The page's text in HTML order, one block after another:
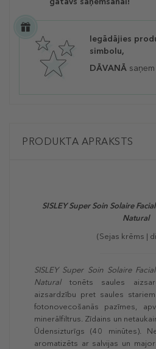
Iegādājies
simbolu,
DĀVANĀ
PRODUKTA APRAKSTS
SISLEY Super Soin Solaire
Natural
(Sejas krēms |
SISLEY Super Soin Solaire
Naturaltonēts saules
aizsardzību pret saules
fotonovecošanās pazīmes,
minerālfiltrus. Zīdains un
Ūdensizturīgs (40 minūtes).
aromatizēts ar salvijas un